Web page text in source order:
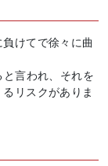
けてで徐々に曲
言われ、それを
リスクがありま